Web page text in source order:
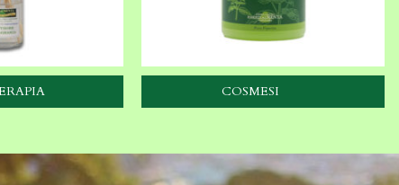
COSMESI